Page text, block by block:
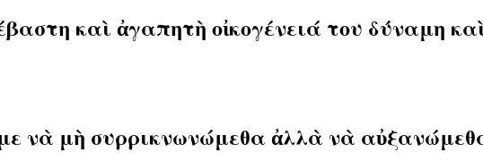
καὶ ἀγαπητὴ οἰκογένειά του δύναμη
νὰ μὴ συρρικνωνώμεθα ἀλλὰ νὰ